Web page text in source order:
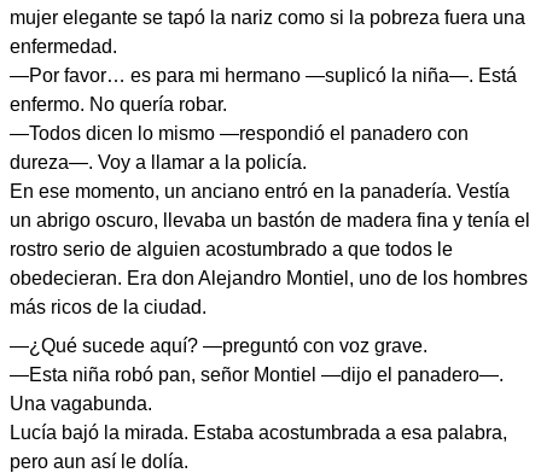
mujer elegante se tapó la nariz como si la pobreza fuera una
enfermedad.
—Por favor… es para mi hermano —suplicó la niña—. Está
enfermo. No quería robar.
—Todos dicen lo mismo —respondió el panadero con
dureza—. Voy a llamar a la policía.
En ese momento, un anciano entró en la panadería. Vestía
un abrigo oscuro, llevaba un bastón de madera fina y tenía el
rostro serio de alguien acostumbrado a que todos le
obedecieran. Era don Alejandro Montiel, uno de los hombres
más ricos de la ciudad.
—¿Qué sucede aquí? —preguntó con voz grave.
—Esta niña robó pan, señor Montiel —dijo el panadero—.
Una vagabunda.
Lucía bajó la mirada. Estaba acostumbrada a esa palabra,
pero aun así le dolía.